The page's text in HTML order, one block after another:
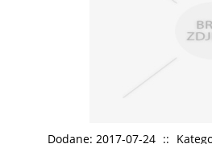
Dodane: 2017-07-24 ::